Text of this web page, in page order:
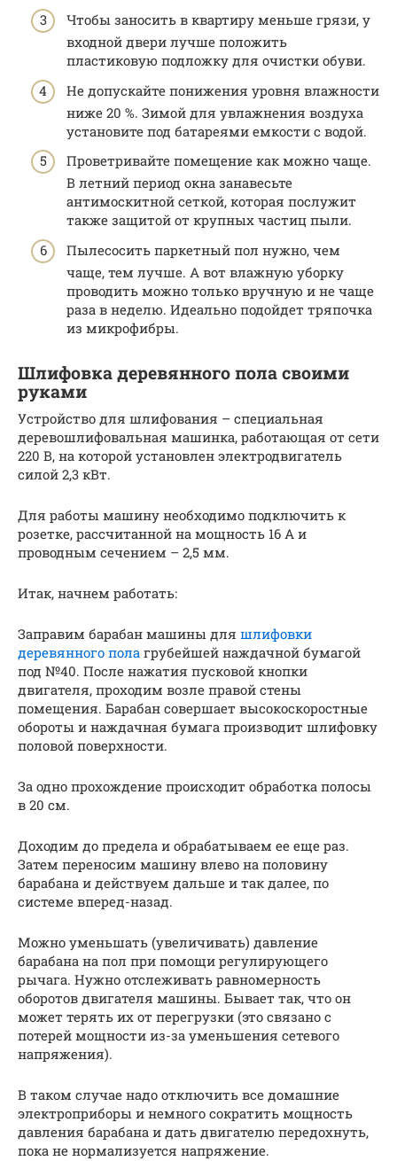
Чтобы заносить в квартиру меньше грязи, у
входной двери лучше положить
пластиковую подложку для очистки обуви.
Не допускайте понижения уровня влажности
ниже 20 %. Зимой для увлажнения воздуха
установите под батареями емкости с водой.
Проветривайте помещение как можно чаще.
В летний период окна занавесьте
антимоскитной сеткой, которая послужит
также защитой от крупных частиц пыли.
Пылесосить паркетный пол нужно, чем
чаще, тем лучше. А вот влажную уборку
проводить можно только вручную и не чаще
раза в неделю. Идеально подойдет тряпочка
из микрофибры.
Шлифовка деревянного пола своими
руками
Устройство для шлифования – специальная
деревошлифовальная машинка, работающая от сети
220 В, на которой установлен электродвигатель
силой 2,3 кВт.
Для работы машину необходимо подключить к
розетке, рассчитанной на мощность 16 А и
проводным сечением – 2,5 мм.
Итак, начнем работать:
Заправим барабан машины для шлифовки
деревянного пола грубейшей наждачной бумагой
под №40. После нажатия пусковой кнопки
двигателя, проходим возле правой стены
помещения. Барабан совершает высокоскоростные
обороты и наждачная бумага производит шлифовку
половой поверхности.
За одно прохождение происходит обработка полосы
в 20 см.
Доходим до предела и обрабатываем ее еще раз.
Затем переносим машину влево на половину
барабана и действуем дальше и так далее, по
системе вперед-назад.
Можно уменьшать (увеличивать) давление
барабана на пол при помощи регулирующего
рычага. Нужно отслеживать равномерность
оборотов двигателя машины. Бывает так, что он
может терять их от перегрузки (это связано с
потерей мощности из-за уменьшения сетевого
напряжения).
В таком случае надо отключить все домашние
электроприборы и немного сократить мощность
давления барабана и дать двигателю передохнуть,
пока не нормализуется напряжение.